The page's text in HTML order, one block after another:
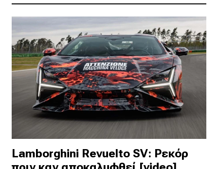
Lamborghini Revuelto SV: Ρεκόρ